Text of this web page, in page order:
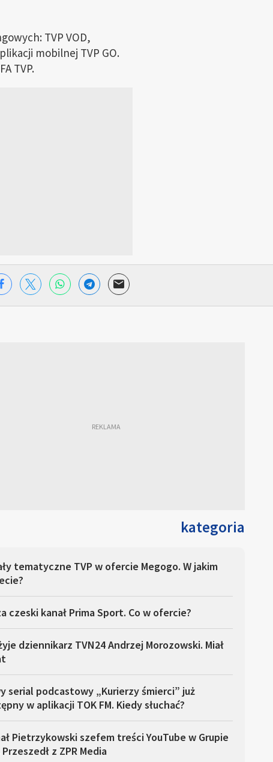
TVP VOD,
mobilnej TVP GO.
TVP.
kategoria
tematyczne TVP w ofercie Megogo. W jakim
czeski kanał Prima Sport. Co w ofercie?
dziennikarz TVN24 Andrzej Morozowski. Miał
serial podcastowy „Kurierzy śmierci” już
w aplikacji TOK FM. Kiedy słuchać?
Pietrzykowski szefem treści YouTube w Grupie
Przeszedł z ZPR Media